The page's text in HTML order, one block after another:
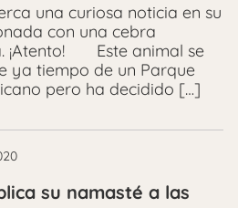
una curiosa noticia en su
con una cebra
¡Atento! Este animal se
ya tiempo de un Parque
pero ha decidido […]
su namasté a las